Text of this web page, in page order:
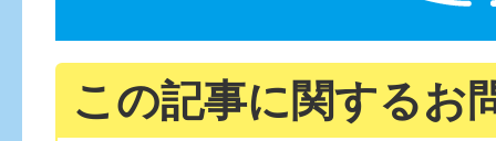
この記事に関するお